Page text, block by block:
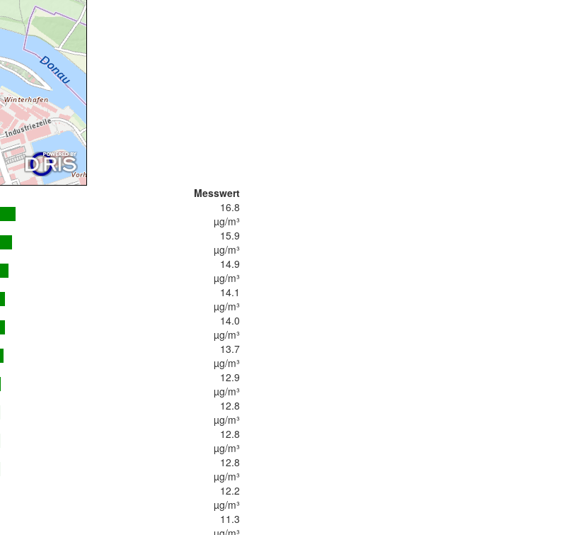
Messwert
16.8
µg/m³
15.9
µg/m³
14.9
µg/m³
14.1
µg/m³
14.0
µg/m³
13.7
µg/m³
12.9
µg/m³
12.8
µg/m³
12.8
µg/m³
12.8
µg/m³
12.2
µg/m³
11.3